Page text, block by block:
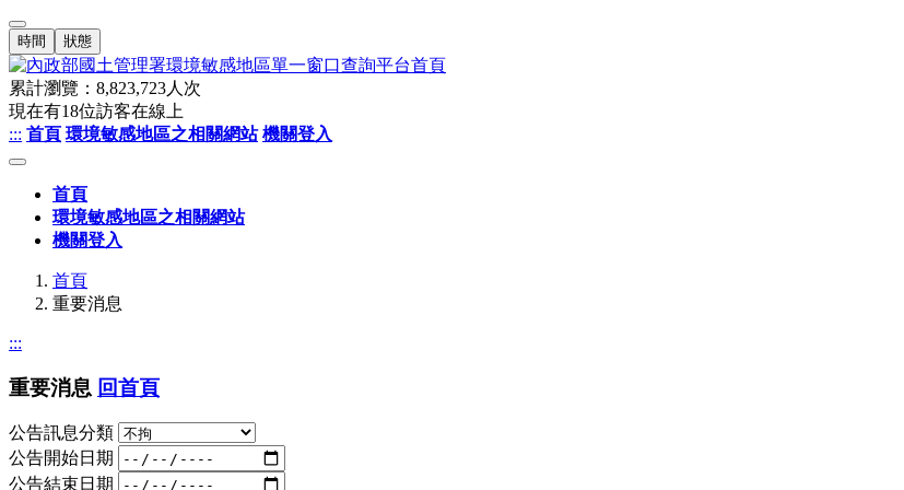
時間 狀態
累計瀏覽： 8,823,723人次
現在有18位訪客在線上
::: 首頁 環境敏感地區之相關網站 機關登入
首頁
環境敏感地區之相關網站
機關登入
首頁
重要消息
:::
重要消息 回首頁
公告訊息分類
公告開始日期
公告結束日期